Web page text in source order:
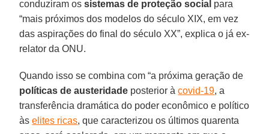
conduziram ossistemas de proteção social para
“mais próximos dos modelos do século XIX, em vez
das aspirações do final do século XX”, explica o já ex-
relator da ONU.
Quando isso se combina com “a próxima geração de
políticas de austeridade posterior àcovid-19, a
transferência dramática do poder econômico e político
àselites ricas, que caracterizou os últimos quarenta